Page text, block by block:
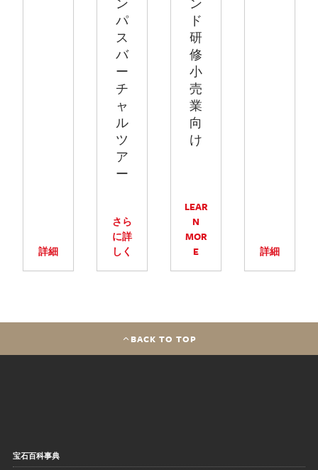
詳細
パ
ス
バ
ー
チ
ャ
ル
ツ
ア
ー
さら
に詳
しく
ド
研
修
小
売
業
向
け
LEAR
N
MOR
E
詳細
BACK TO TOP
宝石百科事典